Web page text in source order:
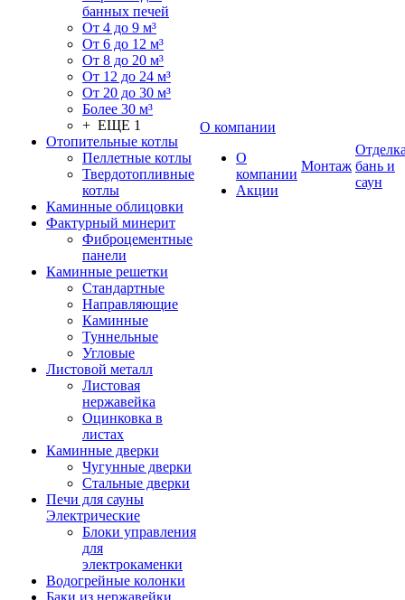
банных печей
От 4 до 9 м³
От 6 до 12 м³
От 8 до 20 м³
От 12 до 24 м³
От 20 до 30 м³
Более 30 м³
+ ЕЩЕ 1
Отопительные котлы
Пеллетные котлы
Твердотопливные
котлы
Каминные облицовки
Фактурный минерит
Фиброцементные
панели
Каминные решетки
Стандартные
Направляющие
Каминные
Туннельные
Угловые
Листовой металл
Листовая
нержавейка
Оцинковка в
листах
Каминные дверки
Чугунные дверки
Стальные дверки
Печи для сауны
Электрические
Блоки управления
для
электрокаменки
Водогрейные колонки
Баки из нержавейки
О компании
О
компании
Акции
Монтаж бань и
саун